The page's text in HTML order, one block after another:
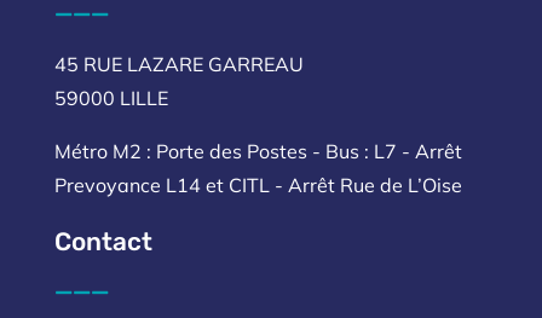
___
45 RUE LAZARE GARREAU
59000 LILLE
Métro M2 : Porte des Postes - Bus : L7 - Arrêt
Prevoyance L14 et CITL - Arrêt Rue de L’Oise
Contact
___